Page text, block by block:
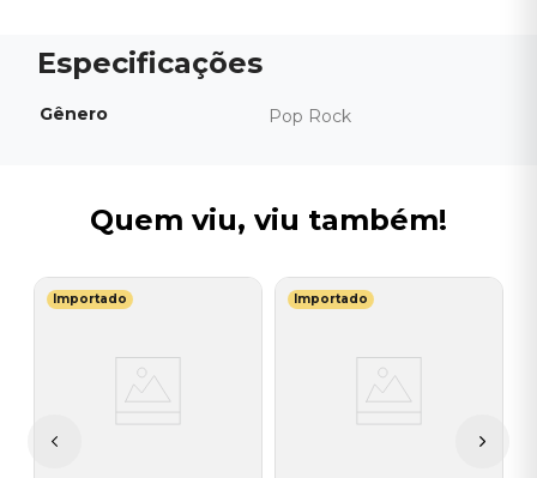
Gênero Pop Rock
Quem viu, viu também!
Importado Importado